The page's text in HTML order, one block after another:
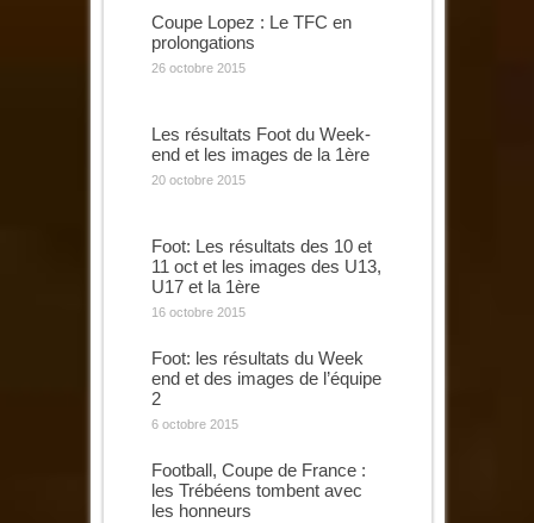
Coupe Lopez : Le TFC en
prolongations
26 octobre 2015
Les résultats Foot du Week-
end et les images de la 1ère
20 octobre 2015
Foot: Les résultats des 10 et
11 oct et les images des U13,
U17 et la 1ère
16 octobre 2015
Foot: les résultats du Week
end et des images de l’équipe
2
6 octobre 2015
Football, Coupe de France :
les Trébéens tombent avec
les honneurs